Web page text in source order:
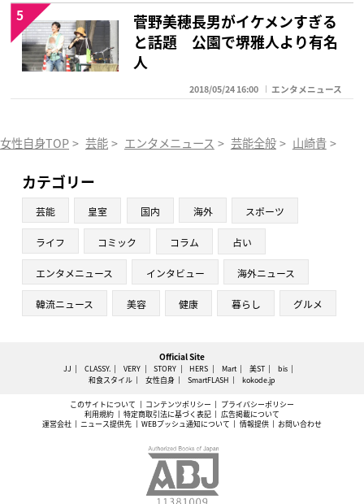
菅野美穂長男がイケメンすぎる
と話題 公園で堺雅人より有名
人
2018/05/24 16:00 エンタメニュース
5
女性自身TOP > 芸能 > エンタメニュース > 芸能全般 > 山崎貴 >
カテゴリー
芸能 皇室 国内 海外 スポーツ
ライフ コミック コラム 占い
エンタメニュース インタビュー 海外ニュース
韓流ニュース 美容 健康 暮らし グルメ
Official Site
JJ CLASSY. VERY STORY HERS Mart 美ST
bis
和食スタイル
女性自身 SmartFLASH kokode.jp
このサイトについて コンテンツポリシー
プライバシーポリシー
利用規約
特定商取引法に基づく表記
広告掲載について
運営会社
ニュース提供先 WEBプッシュ通知について 情報提供 お問い合わせ